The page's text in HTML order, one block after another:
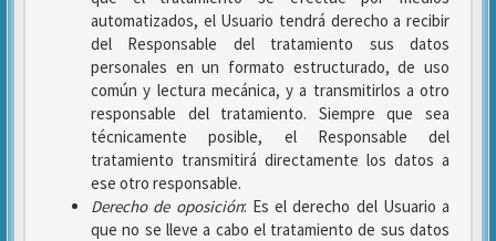
automatizados, el Usuario tendrá derecho a recibir
del Responsable del tratamiento sus datos
personales en un formato estructurado, de uso
común y lectura mecánica, y a transmitirlos a otro
responsable del tratamiento. Siempre que sea
técnicamente posible, el Responsable del
tratamiento transmitirá directamente los datos a
ese otro responsable.
Derecho de oposición: Es el derecho del Usuario a
que no se lleve a cabo el tratamiento de sus datos